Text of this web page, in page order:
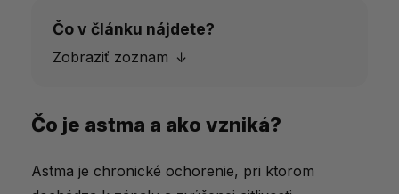
Čo v článku nájdete?
Zobraziť zoznam
Čo je astma a ako vzniká?
Spúšťače astmatických záchvatov
Čo je astma a ako vzniká?
Astma je chronické ochorenie, pri ktorom